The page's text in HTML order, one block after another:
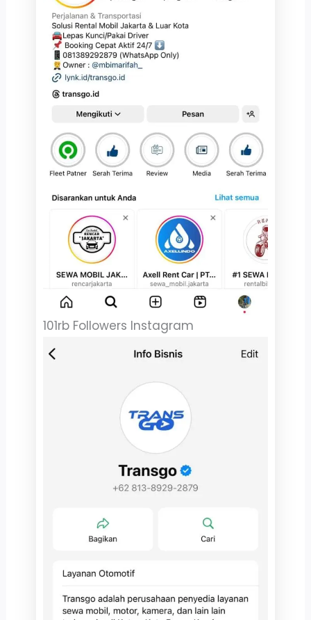
101rb Followers Instagram